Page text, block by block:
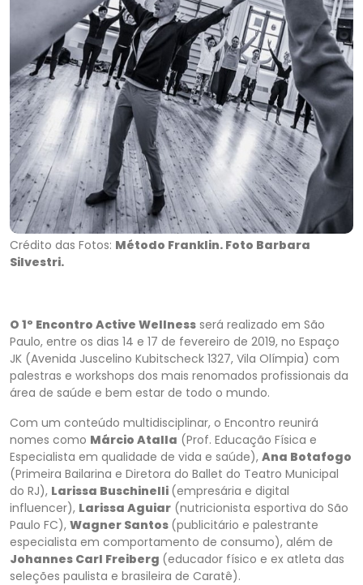
Crédito das Fotos: Método Franklin. Foto Barbara
Silvestri.
O 1º Encontro Active Wellness será realizado em São
Paulo, entre os dias 14 e 17 de fevereiro de 2019, no Espaço
JK (Avenida Juscelino Kubitscheck 1327, Vila Olímpia) com
palestras e workshops dos mais renomados profissionais da
área de saúde e bem estar de todo o mundo.
Com um conteúdo multidisciplinar, o Encontro reunirá
nomes como Márcio Atalla (Prof. Educação Física e
Especialista em qualidade de vida e saúde), Ana Botafogo
(Primeira Bailarina e Diretora do Ballet do Teatro Municipal
do RJ), Larissa Buschinelli (empresária e digital
influencer), Larissa Aguiar (nutricionista esportiva do São
Paulo FC), Wagner Santos (publicitário e palestrante
especialista em comportamento de consumo), além de
Johannes Carl Freiberg (educador físico e ex atleta das
seleções paulista e brasileira de Caratê).